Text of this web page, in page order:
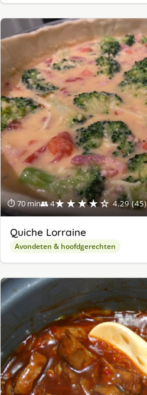
⏱ 70 min👥 4★★★★☆ 4.29 (45)
Quiche Lorraine
Avondeten & hoofdgerechten